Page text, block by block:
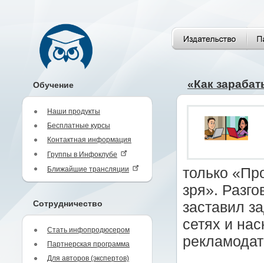
Обучение
Наши продукты
Бесплатные курсы
Контактная информация
Группы в Инфоклубе
Ближайшие трансляции
Сотрудничество
Стать инфопродюсером
Партнерская программа
Для авторов (экспертов)
«Как
только
зря».
заставил
сетях и